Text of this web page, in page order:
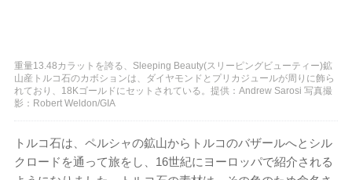
重量13.48カラットを誇る、Sleeping Beauty(スリーピングビューティー)鉱
山産トルコ石のカボションは、ダイヤモンドとプリカジュールが周りに飾ら
れており、18Kゴールドにセットされている。提供：Andrew Sarosi 写真撮
影：Robert Weldon/GIA
トルコ石は、ペルシャの鉱山からトルコのバザールへとシル
クロードを通って旅をし、16世紀にヨーロッパで紹介される